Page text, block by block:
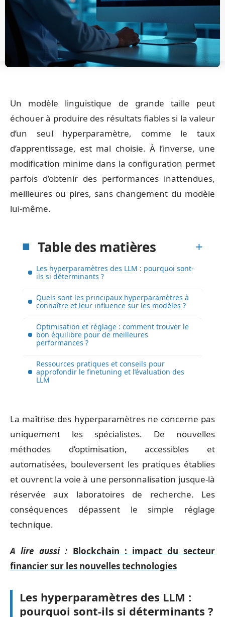
Un modèle linguistique de grande taille peut
échouer à produire des résultats fiables si la valeur
d’un seul hyperparamètre, comme le taux
d’apprentissage, est mal choisie. À l’inverse, une
modification minime dans la configuration permet
parfois d’obtenir des performances inattendues,
meilleures ou pires, sans changement du modèle
lui-même.
Table des matières
Les hyperparamètres des LLM : pourquoi sont-
ils si déterminants ?
Quels sont les principaux hyperparamètres à
connaître et leur influence sur les modèles ?
Optimisation et réglage : comment trouver le
bon équilibre pour de meilleures
performances ?
Ressources pratiques et conseils pour
approfondir le finetuning et l’évaluation des
LLM
La maîtrise des hyperparamètres ne concerne pas
uniquement les spécialistes. De nouvelles
méthodes d’optimisation, accessibles et
automatisées, bouleversent les pratiques établies
et ouvrent la voie à une personnalisation jusque-là
réservée aux laboratoires de recherche. Les
conséquences dépassent le simple réglage
technique.
A lire aussi : Blockchain : impact du secteur
financier sur les nouvelles technologies
Les hyperparamètres des LLM :
pourquoi sont-ils si déterminants ?